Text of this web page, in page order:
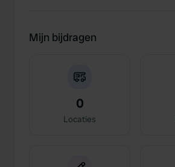
Mijn bijdragen
0
Locaties